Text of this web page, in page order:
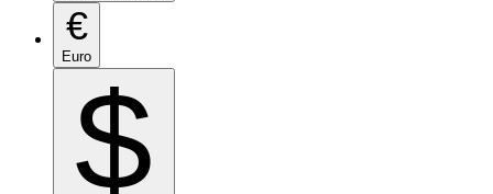
€
Euro
$